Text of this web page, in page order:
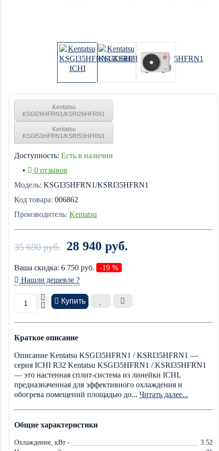
Kentatsu
KSGI26HFRN1/KSRI26HFRN1
Kentatsu
KSGI53HFRN1/KSRI53HFRN1
Доступность: Есть в наличии
•
0 отзывов
Модель: KSGI35HFRN1/KSRI35HFRN1
Код товара: 006862
Производитель: Kentatsu
35 690 руб. 28 940 руб.
Ваша cкидка: 6 750 руб.
-19 %
Нашли дешевле ?
Купить
Краткое описание
Описание Kentatsu KSGI35HFRN1 / KSRI35HFRN1 —
серия ICHI R32 Kentatsu KSGI35HFRN1 / KSRI35HFRN1
— это настенная сплит-система из линейки ICHI,
предназначенная для эффективного охлаждения и
обогрева помещений площадью до... Читать далее...
Общие характеристики
Охлаждение, кВт -
3.52